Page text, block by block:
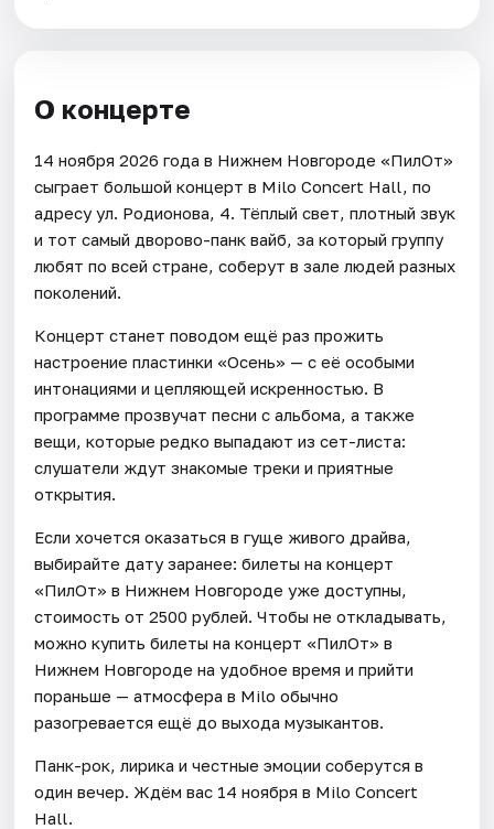
О концерте
14 ноября 2026 года в Нижнем Новгороде «ПилОт»
сыграет большой концерт в Milo Concert Hall, по
адресу ул. Родионова, 4. Тёплый свет, плотный звук
и тот самый дворово-панк вайб, за который группу
любят по всей стране, соберут в зале людей разных
поколений.
Концерт станет поводом ещё раз прожить
настроение пластинки «Осень» — с её особыми
интонациями и цепляющей искренностью. В
программе прозвучат песни с альбома, а также
вещи, которые редко выпадают из сет-листа:
слушатели ждут знакомые треки и приятные
открытия.
Если хочется оказаться в гуще живого драйва,
выбирайте дату заранее: билеты на концерт
«ПилОт» в Нижнем Новгороде уже доступны,
стоимость от 2500 рублей. Чтобы не откладывать,
можно купить билеты на концерт «ПилОт» в
Нижнем Новгороде на удобное время и прийти
пораньше — атмосфера в Milo обычно
разогревается ещё до выхода музыкантов.
Панк-рок, лирика и честные эмоции соберутся в
один вечер. Ждём вас 14 ноября в Milo Concert
Hall.